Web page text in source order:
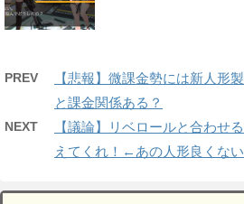
PREV
【悲報】微課金勢には新人
と課金関係ある？
NEXT
【議論】リベロールと合わせ
えてくれ！←あの人形良くない